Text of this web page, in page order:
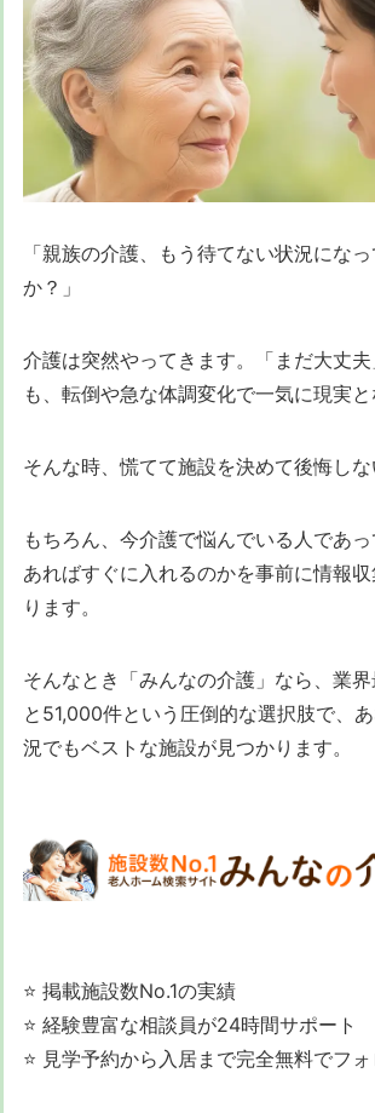
「親族の介護、もう待てない状況にな
か？」
介護は突然やってきます。「まだ大丈
も、転倒や急な体調変化で一気に現実と
そんな時、慌てて施設を決めて後悔しな
もちろん、今介護で悩んでいる人であ
あればすぐに入れるのかを事前に情報
ります。
そんなとき「みんなの介護」なら、業
と51,000件という圧倒的な選択肢で、
況でもベストな施設が見つかります。
⭐ 掲載施設数No.1の実績
⭐ 経験豊富な相談員が24時間サポート
⭐ 見学予約から入居まで完全無料でフ